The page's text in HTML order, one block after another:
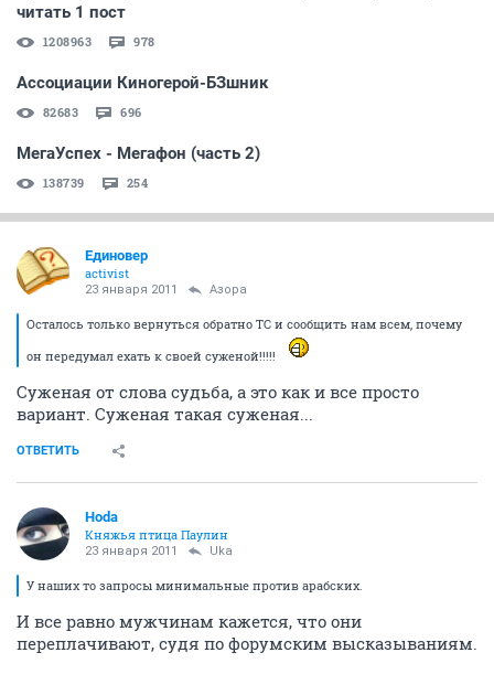
читать 1 пост
1208963 978
Ассоциации Киногерой-БЗшник
82683 696
МегаУспех - Мегафон (часть 2)
138739 254
Единовер
activist
23 января 2011 Азора
Осталось только вернуться обратно ТС и сообщить нам всем, почему
он передумал ехать к своей суженой!!!!!
Суженая от слова судьба, а это как и все просто
вариант. Суженая такая суженая...
ОТВЕТИТЬ
Hoda
Княжья птица Паулин
23 января 2011 Uka
У наших то запросы минимальные против арабских.
И все равно мужчинам кажется, что они
переплачивают, судя по форумским высказываниям.